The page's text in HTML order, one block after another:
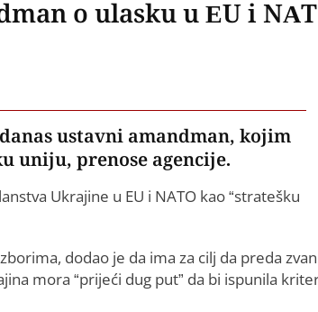
o ulasku u EU i
ustavni amandman, kojim
uniju, prenose agencije.
Ukrajine u EU i NATO kao “stratešku
dodao je da ima za cilj da preda
mora “prijeći dug put” da bi ispunila